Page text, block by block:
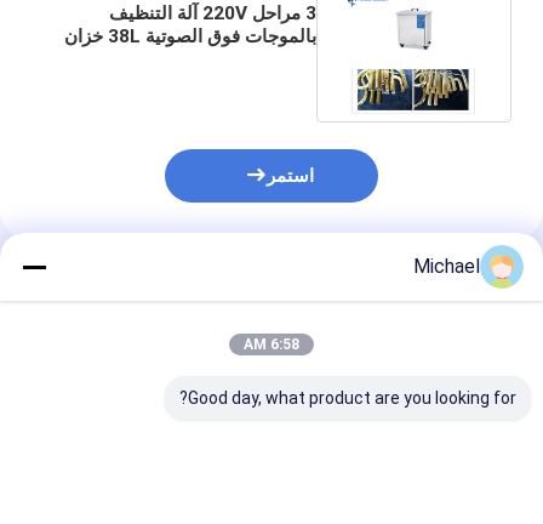
3 مراحل 220V آلة التنظيف
بالموجات فوق الصوتية 38L خزان
استمر
المنتجات الموصى بها
Michael
6:58 AM
Good day, what product are you looking for?